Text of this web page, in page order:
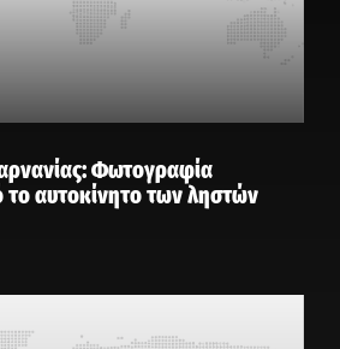
Φωτογραφία
αυτοκίνητο των ληστών